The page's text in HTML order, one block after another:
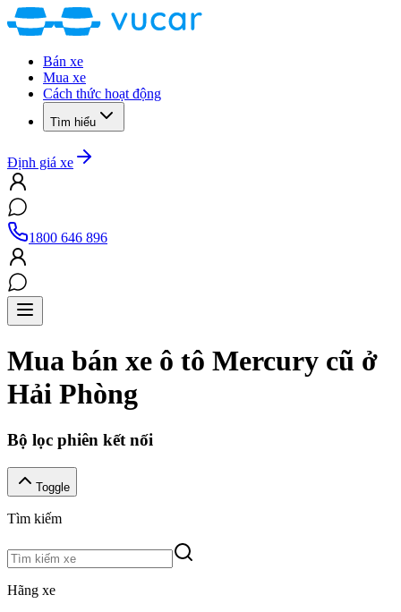
Bán xe
Mua xe
Cách thức hoạt động
Tìm hiểu
Định giá xe
1800 646 896
Mua bán xe ô tô Mercury cũ ở
Hải Phòng
Bộ lọc phiên kết nối
Toggle
Tìm kiếm
Hãng xe